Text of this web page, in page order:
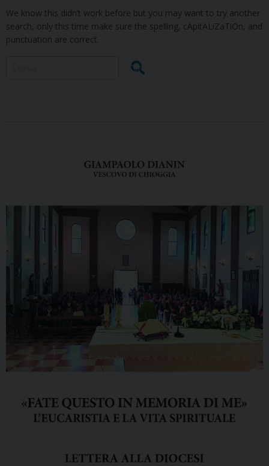
We know this didn’t work before but you may want to try another
search, only this time make sure the spelling, cApitALiZaTiOn, and
punctuation are correct.
Cerca